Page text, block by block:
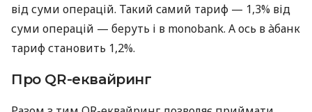
від суми операцій. Такий самий тариф — 1,3% від
суми операцій — беруть і в monobank. А ось в àбанк
тариф становить 1,2%.
Про QR-еквайринг